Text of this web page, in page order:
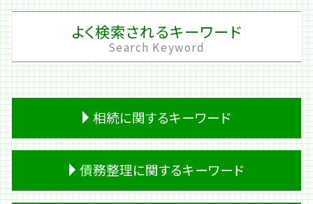
よく検索されるキーワード
Search Keyword
相続に関するキーワード
熟慮期間 伸長
成年後見人 相続
債務整理に関するキーワード